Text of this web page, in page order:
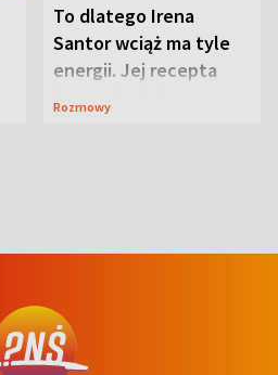
To dlatego Irena
Santor wciąż ma tyle
energii. Jej recepta
jest zaskakująco
Rozmowy